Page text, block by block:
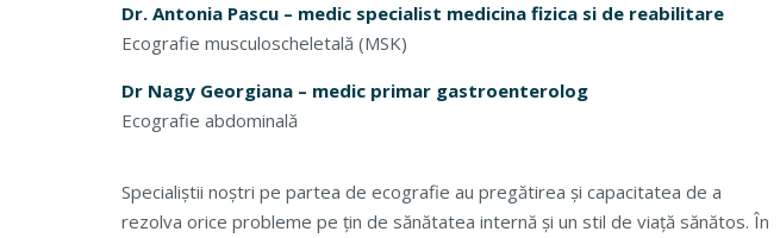
Dr. Antonia Pascu – medic specialist medicina fizica si de reabilitare
Ecografie musculoscheletală (MSK)
Dr Nagy Georgiana – medic primar gastroenterolog
Ecografie abdominală
Specialiștii noștri pe partea de ecografie au pregătirea și capacitatea de a
rezolva orice probleme pe țin de sănătatea internă și un stil de viață sănătos. În